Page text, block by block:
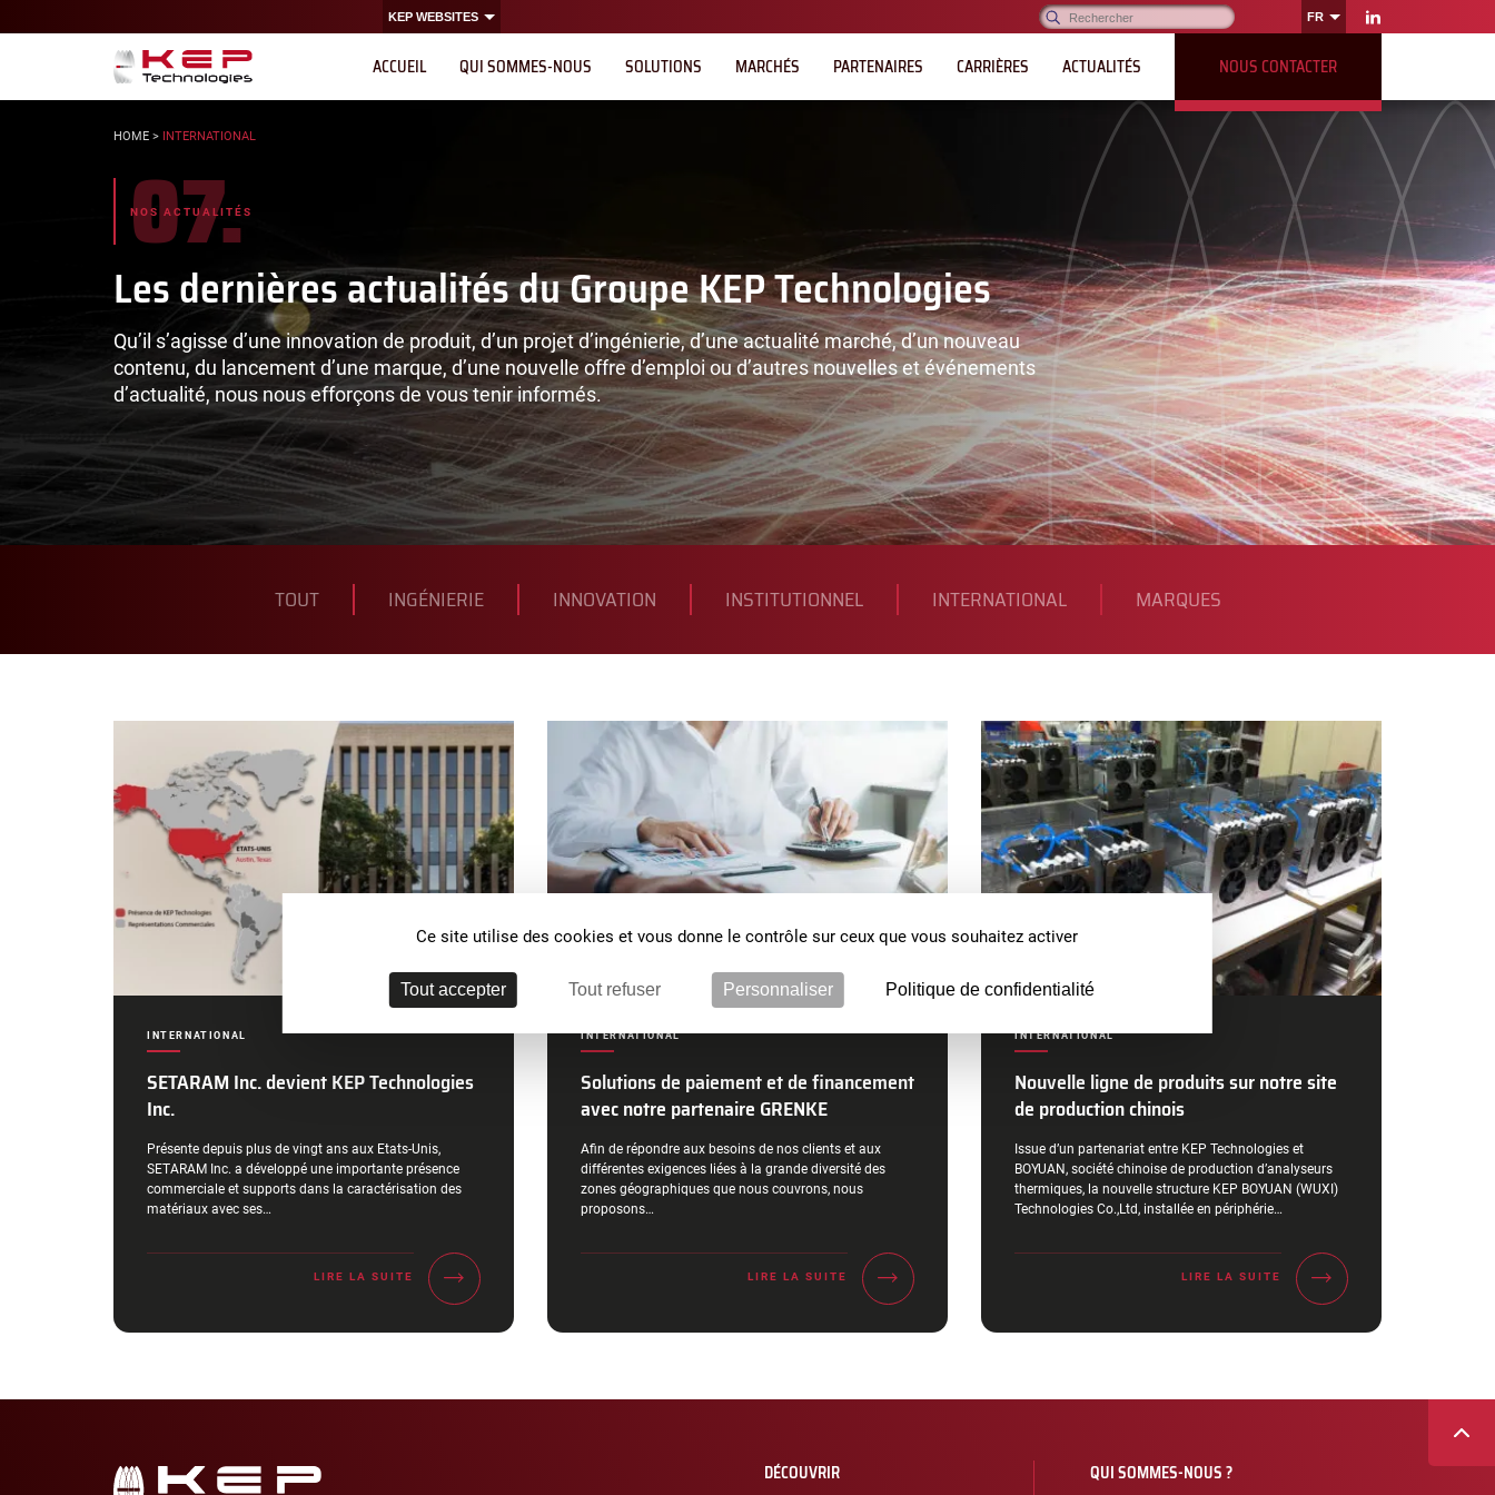
Aller à la navigation
principale
KEP WEBSITES Rechercher :
OK FR
LinkedIn
ACCUEIL QUI SOMMES-NOUS SOLUTIONS MARCHÉS PARTENAIRES CARRIÈRES ACTUALITÉS NOUS CONTACTER
VOUS
HOME > INTERNATIONAL
07.
NOS ACTUALITÉS
Les dernières actualités du Groupe KEP Technologies
Qu’il s’agisse d’une innovation de produit, d’un projet d’ingénierie, d’une actualité marché, d’un nouveau
contenu, du lancement d’une marque, d’une nouvelle offre d’emploi ou d’autres nouvelles et événements
d’actualité, nous nous efforçons de vous tenir informés.
FILTRER
TOUT INGÉNIERIE INNOVATION INSTITUTIONNEL INTERNATIONAL MARQUES
SETARAM Inc. devient KEP Technologies
Inc.
CATÉGORIES :
INTERNATIONAL
Extrait :
Présente depuis plus de vingt ans aux Etats-Unis,
SETARAM Inc. a développé une importante présence
commerciale et supports dans la caractérisation des
matériaux avec ses…
LIRE LA SUITE
Solutions de paiement et de financement
avec notre partenaire GRENKE
CATÉGORIES :
INTERNATIONAL
Extrait :
Afin de répondre aux besoins de nos clients et aux
différentes exigences liées à la grande diversité des
zones géographiques que nous couvrons, nous
proposons…
LIRE LA SUITE
Nouvelle ligne de produits sur notre site
de production chinois
CATÉGORIES :
INTERNATIONAL
Extrait :
Issue d’un partenariat entre KEP Technologies et
BOYUAN, société chinoise de production d’analyseurs
thermiques, la nouvelle structure KEP BOYUAN (WUXI)
Technologies Co.,Ltd, installée en périphérie…
LIRE LA SUITE
Navigation
DÉCOUVRIR QUI SOMMES-NOUS ?
Ce site utilise des cookies et vous donne le contrôle sur ceux que vous souhaitez activer
Tout accepter Tout refuser Personnaliser Politique de confidentialité